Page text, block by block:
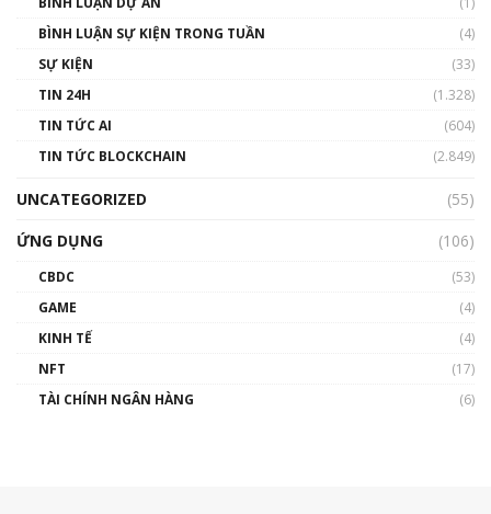
BÌNH LUẬN SỰ KIỆN TRONG TUẦN
(4)
SỰ KIỆN
(33)
TIN 24H
(1.328)
TIN TỨC AI
(604)
TIN TỨC BLOCKCHAIN
(2.849)
UNCATEGORIZED
(55)
ỨNG DỤNG
(106)
CBDC
(53)
GAME
(4)
KINH TẾ
(4)
NFT
(17)
TÀI CHÍNH NGÂN HÀNG
(6)